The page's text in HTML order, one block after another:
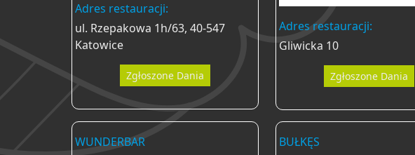
Adres restauracji:
ul. Rzepakowa 1h/63, 40-547
Katowice
Zgłoszone Dania
Adres restauracji:
Gliwicka 10
Zgłoszone Dania
WUNDERBAR BUŁKĘS